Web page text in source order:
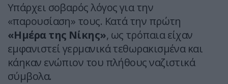
Υπάρχει σοβαρός λόγος για την
«παρουσίαση» τους. Κατά την πρώτη
«Ημέρα της Νίκης», ως τρόπαια είχαν
εμφανιστεί γερμανικά τεθωρακισμένα και
κάηκαν ενώπιον του πλήθους ναζιστικά
σύμβολα.